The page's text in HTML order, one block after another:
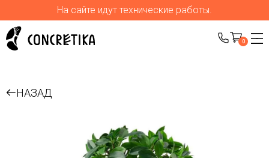
На сайте идут технические работы.
0
НАЗАД